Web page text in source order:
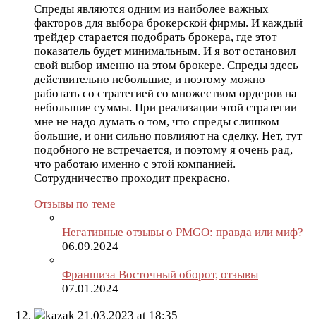
Спреды являются одним из наиболее важных
факторов для выбора брокерской фирмы. И каждый
трейдер старается подобрать брокера, где этот
показатель будет минимальным. И я вот остановил
свой выбор именно на этом брокере. Спреды здесь
действительно небольшие, и поэтому можно
работать со стратегией со множеством ордеров на
небольшие суммы. При реализации этой стратегии
мне не надо думать о том, что спреды слишком
большие, и они сильно повлияют на сделку. Нет, тут
подобного не встречается, и поэтому я очень рад,
что работаю именно с этой компанией.
Сотрудничество проходит прекрасно.
Отзывы по теме
Негативные отзывы о PMGO: правда или миф?
06.09.2024
Франшиза Восточный оборот, отзывы
07.01.2024
kazak 21.03.2023 at 18:35